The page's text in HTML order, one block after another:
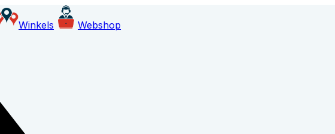
Winkels Webshop